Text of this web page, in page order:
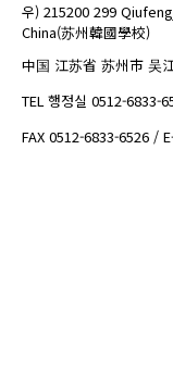
우) 215200 299
China(苏州韓國學校)
中国 江苏省 苏州市 吴
TEL 행정실 0512-6833-
FAX 0512-6833-6526 /